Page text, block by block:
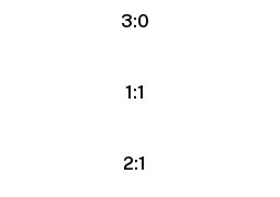
3:0
1:1
2:1